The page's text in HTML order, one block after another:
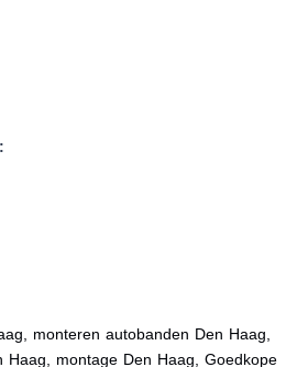
monteren autobanden Den Haag,
Haag, montage Den Haag, Goedkope